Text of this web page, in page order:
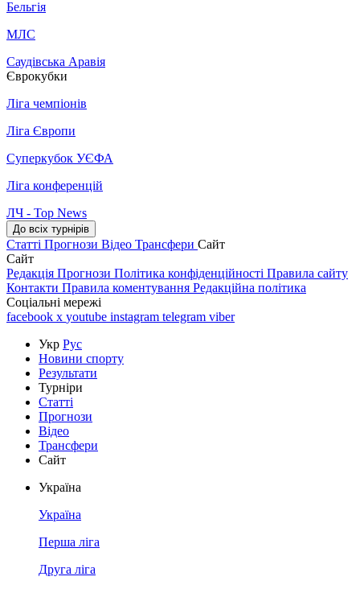
Бельгія
МЛС
Саудівська Аравія
Єврокубки
Ліга чемпіонів
Ліга Європи
Суперкубок УЄФА
Ліга конференцій
ЛЧ - Top News
До всіх турнірів
Статті Прогнози Відео Трансфери Сайт
Сайт
Редакція Прогнози Політика конфіденційності Правила сайту
Контакти Правила коментування Редакційна політика
Соціальні мережі
facebook x youtube instagram telegram viber
Укр Рус
Новини спорту
Результати
Турніри
Статті
Прогнози
Відео
Трансфери
Сайт
Україна
Україна
Перша ліга
Друга ліга